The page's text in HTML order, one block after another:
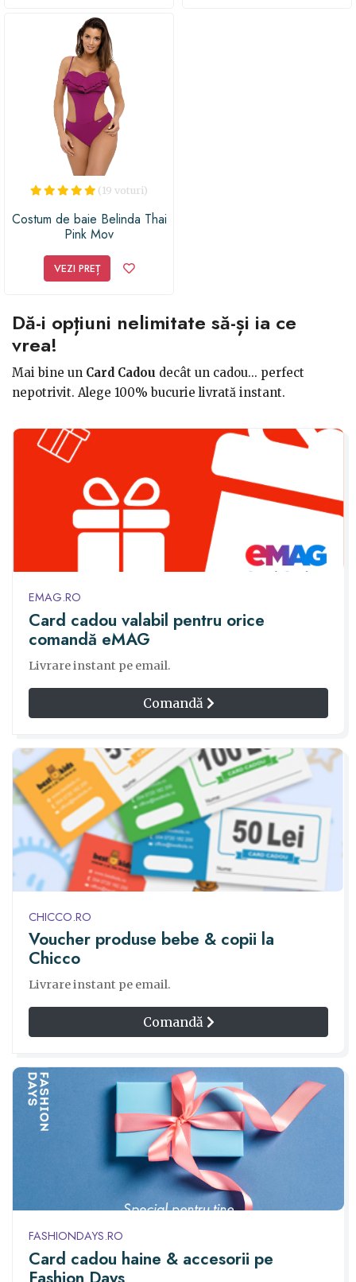
(19 voturi)
Costum de baie Belinda Thai
Pink Mov
VEZI PREȚ
Dă-i opțiuni nelimitate să-și ia ce
vrea!
Mai bine un Card Cadou decât un cadou... perfect
nepotrivit. Alege 100% bucurie livrată instant.
EMAG.RO
Card cadou valabil pentru orice
comandă eMAG
Livrare instant pe email.
Comandă
CHICCO.RO
Voucher produse bebe & copii la
Chicco
Livrare instant pe email.
Comandă
FASHIONDAYS.RO
Card cadou haine & accesorii pe